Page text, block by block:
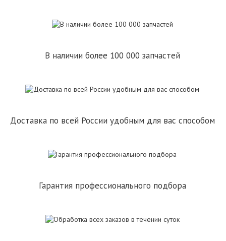
В наличии более 100 000 запчастей
Доставка по всей России удобным для вас способом
Гарантия профессионального подбора